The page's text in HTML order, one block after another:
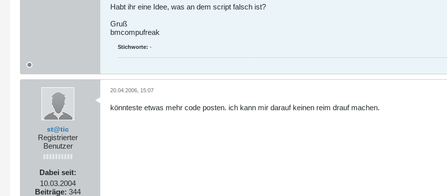
Habt ihr eine Idee, was an dem script falsch ist?
Gruß
bmcompufreak
Stichworte: -
st@tic
Registrierter
Benutzer
Dabei seit:
10.03.2004
Beiträge: 344
20.04.2006, 15:07
könnteste etwas mehr code posten. ich kann mir darauf keinen reim drauf machen.